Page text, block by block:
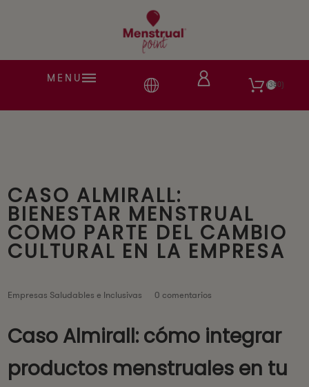
MENU 380
CASO ALMIRALL:
BIENESTAR MENSTRUAL
COMO PARTE DEL CAMBIO
CULTURAL EN LA EMPRESA
Empresas Saludables e Inclusivas 0 comentarios
Caso Almirall: cómo integrar
productos menstruales en tu